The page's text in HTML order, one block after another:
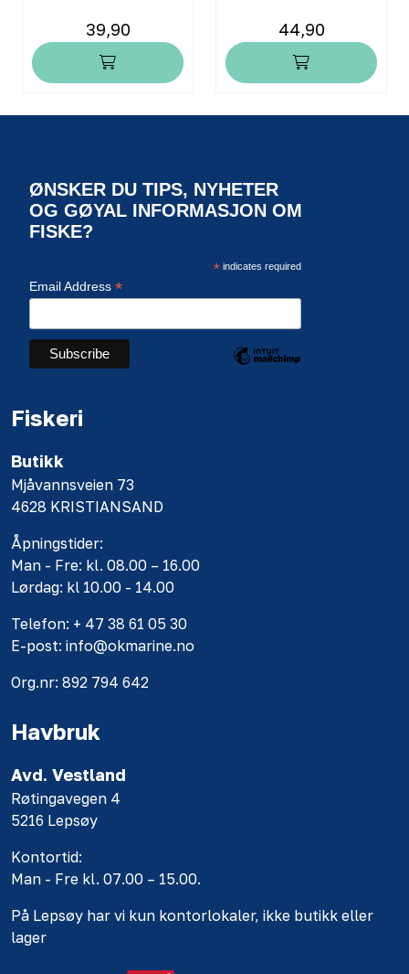
39,90 44,90
ØNSKER DU TIPS, NYHETER
OG GØYAL INFORMASJON OM
FISKE?
*indicates required
Email Address *
Fiskeri
Butikk
Mjåvannsveien 73
4628 KRISTIANSAND
Åpningstider:
Man - Fre: kl. 08.00 – 16.00
Lørdag: kl 10.00 - 14.00
Telefon: + 47 38 61 05 30
E-post: info@okmarine.no
Org.nr: 892 794 642
Havbruk
Avd. Vestland
Røtingavegen 4
5216 Lepsøy
Kontortid:
Man - Fre kl. 07.00 – 15.00.
På Lepsøy har vi kun kontorlokaler, ikke butikk eller
lager